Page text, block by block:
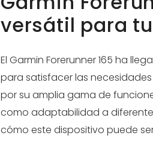
versátil para
El Garmin Forerunner 165 ha
para satisfacer las
por su amplia gama de
como adaptabilidad a
cómo este dispositivo puede